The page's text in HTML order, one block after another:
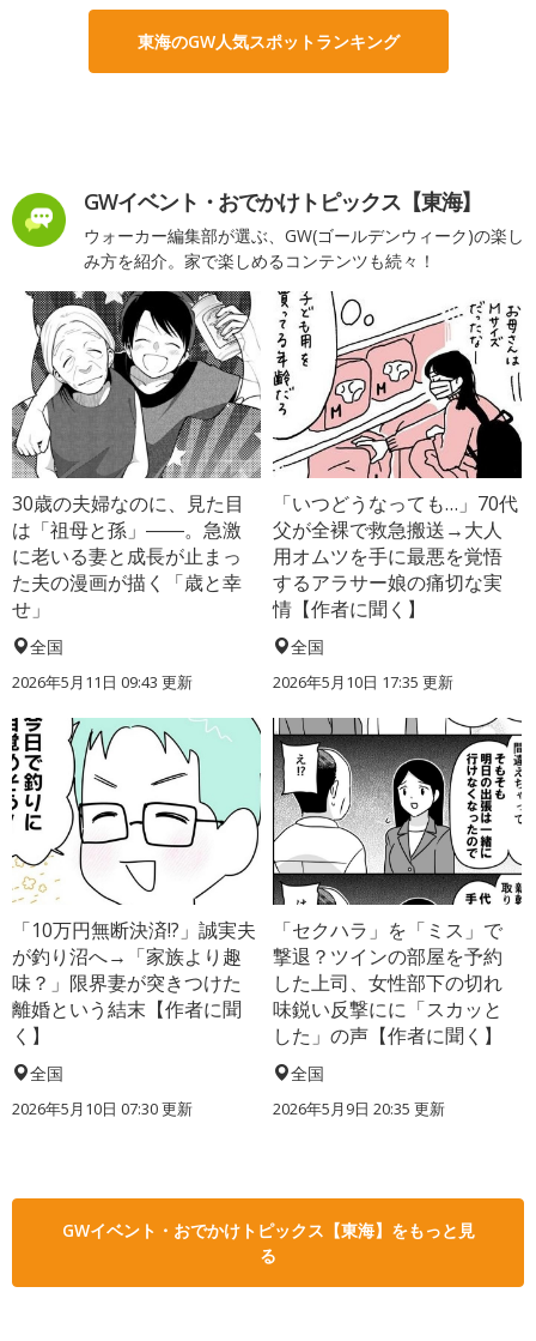
東海のGW人気スポットランキング
GWイベント・おでかけトピックス【東海】
ウォーカー編集部が選ぶ、GW(ゴールデンウィーク)の楽し
み方を紹介。家で楽しめるコンテンツも続々！
30歳の夫婦なのに、見た目
は「祖母と孫」――。急激
に老いる妻と成長が止まっ
た夫の漫画が描く「歳と幸
せ」
全国
2026年5月11日 09:43 更新
「いつどうなっても…」70代
父が全裸で救急搬送→大人
用オムツを手に最悪を覚悟
するアラサー娘の痛切な実
情【作者に聞く】
全国
2026年5月10日 17:35 更新
「10万円無断決済!?」誠実夫
が釣り沼へ→「家族より趣
味？」限界妻が突きつけた
離婚という結末【作者に聞
く】
全国
2026年5月10日 07:30 更新
「セクハラ」を「ミス」で
撃退？ツインの部屋を予約
した上司、女性部下の切れ
味鋭い反撃にに「スカッと
した」の声【作者に聞く】
全国
2026年5月9日 20:35 更新
GWイベント・おでかけトピックス【東海】をもっと見
る